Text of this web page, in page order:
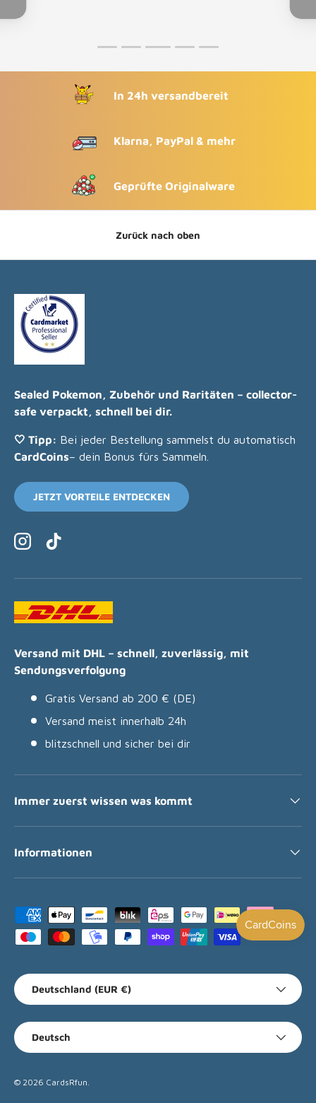
In 24h versandbereit
Klarna, PayPal & mehr
Geprüfte Originalware
Zurück nach oben
Sealed Pokemon, Zubehör und Raritäten – collector-
safe verpackt, schnell bei dir.
🤍 Tipp: Bei jeder Bestellung sammelst du automatisch
CardCoins– dein Bonus fürs Sammeln.
JETZT VORTEILE ENTDECKEN
InstagramTikTok
Versand mit DHL – schnell, zuverlässig, mit
Sendungsverfolgung
Gratis Versand ab 200 € (DE)
Versand meist innerhalb 24h
blitzschnell und sicher bei dir
Immer zuerst wissen was kommt
Informationen
Zahlungsmethoden
Land/Region
Deutschland (EUR €)
Sprache
Deutsch
© 2026 CardsRfun.